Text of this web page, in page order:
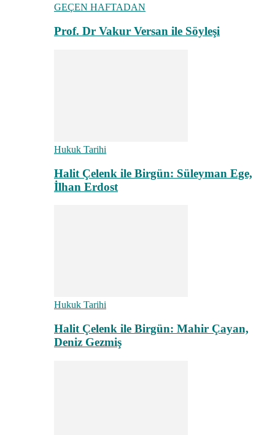
GEÇEN HAFTADAN
Prof. Dr Vakur Versan ile Söyleşi
Hukuk Tarihi
Halit Çelenk ile Birgün: Süleyman Ege,
İlhan Erdost
Hukuk Tarihi
Halit Çelenk ile Birgün: Mahir Çayan,
Deniz Gezmiş